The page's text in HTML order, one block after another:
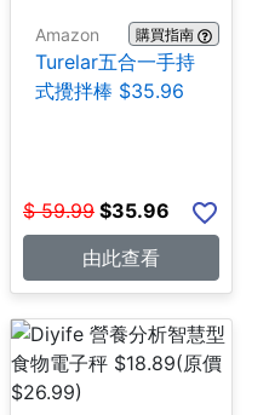
Amazon 購買指南
Turelar五合一手持
式攪拌棒 $35.96
$ 59.99 $35.96
由此查看